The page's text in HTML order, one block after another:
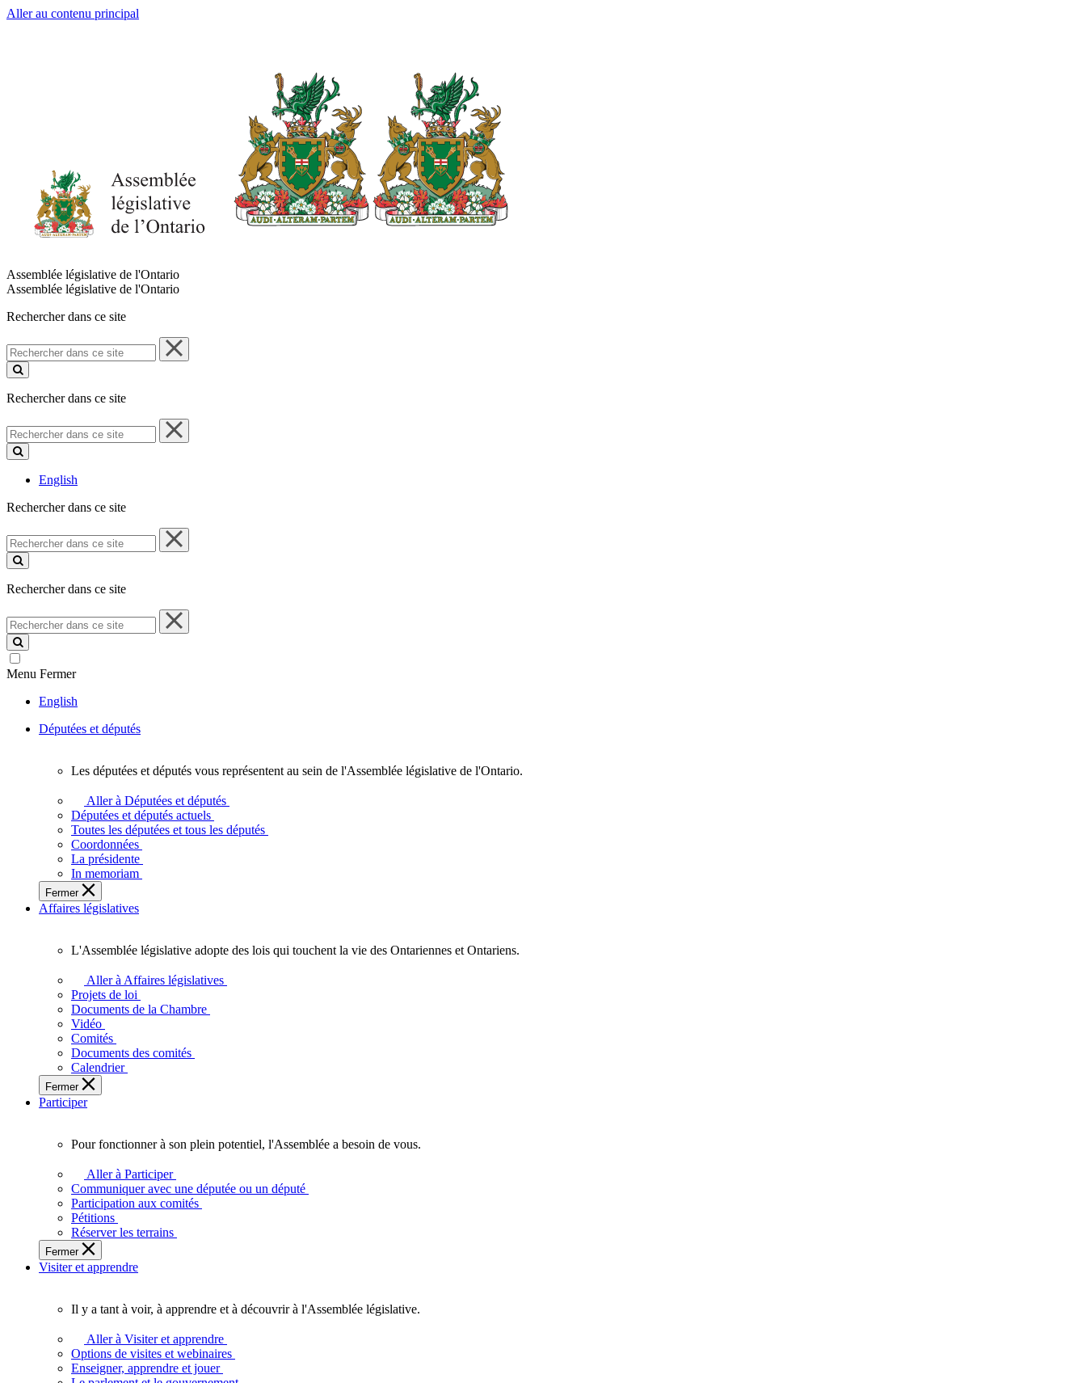
Aller au contenu principal
Assemblée législative de l'Ontario
Assemblée législative de l'Ontario
Rechercher dans ce site
Rechercher
dans
ce
Rechercher dans ce site
Rechercher
dans
ce
English
Rechercher dans ce site
Rechercher
dans
ce
Rechercher dans ce site
Rechercher
dans
ce
site
Menu Fermer
English
Députées et députés
députées
députés
vous
représentent
sein
de
l'Assemblée
l'Ontario.
Les députées et députés vous représentent au sein de l'Assemblée législative de l'Ontario.
Aller à Députées et députés
Députées et députés actuels
Toutes les députées et tous les députés
Coordonnées
La présidente
In memoriam
Fermer
Affaires législatives
législative
adopte
touchent
vie
des
Ontariennes
Ontariens.
L'Assemblée législative adopte des lois qui touchent la vie des Ontariennes et Ontariens.
Aller à Affaires législatives
Projets de loi
Documents de la Chambre
Vidéo
Comités
Documents des comités
Calendrier
Fermer
Participer
fonctionner
plein
potentiel,
l'Assemblée
a
besoin
Pour fonctionner à son plein potentiel, l'Assemblée a besoin de vous.
Aller à Participer
Communiquer avec une députée ou un député
Participation aux comités
Pétitions
Réserver les terrains
Fermer
Visiter et apprendre
Il y a tant à voir, à apprendre et à découvrir à l'Assemblée législative.
Aller à Visiter et apprendre
Options de visites et webinaires
Enseigner, apprendre et jouer